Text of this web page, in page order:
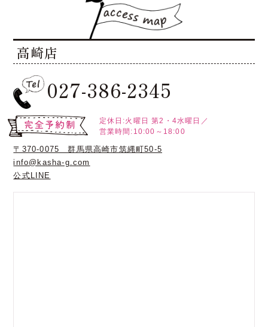
高崎店
027-386-2345
定休日:火曜日 第2・4水曜日／
営業時間:10:00～18:00
〒370-0075 群馬県高崎市筑縄町50-5
info@kasha-g.com
公式LINE